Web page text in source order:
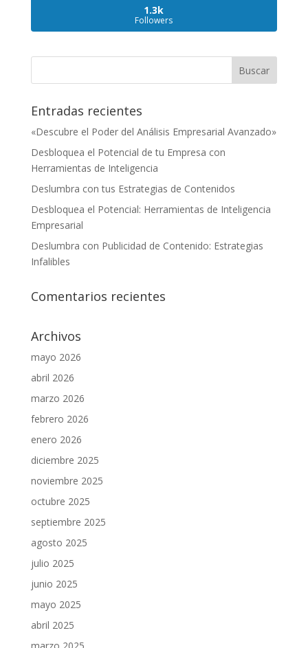
1.3k
Followers
Entradas recientes
«Descubre el Poder del Análisis Empresarial Avanzado»
Desbloquea el Potencial de tu Empresa con
Herramientas de Inteligencia
Deslumbra con tus Estrategias de Contenidos
Desbloquea el Potencial: Herramientas de Inteligencia
Empresarial
Deslumbra con Publicidad de Contenido: Estrategias
Infalibles
Comentarios recientes
Archivos
mayo 2026
abril 2026
marzo 2026
febrero 2026
enero 2026
diciembre 2025
noviembre 2025
octubre 2025
septiembre 2025
agosto 2025
julio 2025
junio 2025
mayo 2025
abril 2025